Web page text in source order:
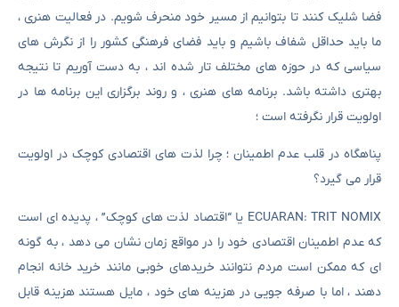
فضا شلیک کنند تا بتوانیم از مسیر خود منحرف شویم. در فعالیت هنری ،
ما باید حداقل شفاف باشیم و باید فضای فرهنگی کشور را از نگرش های
سیاسی که در حوزه های مختلف تار شده اند ، به دست آوریم تا نتیجه
بهتری داشته باشد. برنامه های هنری ، و روند برگزاری این برنامه ها در
اولویت قرار نگرفته است ؛
پناهگاه در قلب عدم اطمینان ؛ چرا لذت های اقتصادی کوچک در اولویت
قرار می گیرد؟
ECUARAN: TRIT NOMIX یا “اقتصاد لذت های کوچک” ، پدیده ای است
که عدم اطمینان اقتصادی خود را در مواقع زمان نشان می دهد ، به گونه
ای که ممکن است مردم نتوانند خریدهای خوبی مانند خرید خانه انجام
دهند ، اما با صرفه جویی در هزینه های خود ، مایل هستند هزینه قابل